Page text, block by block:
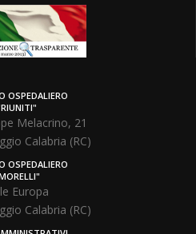
OSPEDALIERO
Melacrino, 21
Calabria (RC)
OSPEDALIERO
Europa
Calabria (RC)